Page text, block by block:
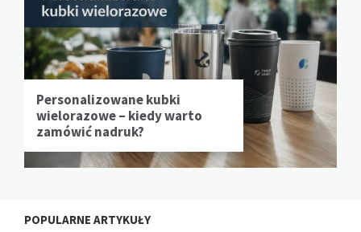
Personalizowane kubki
wielorazowe – kiedy warto
zamówić nadruk?
POPULARNE ARTYKUŁY